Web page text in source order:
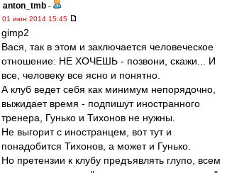
anton_tmb -
01 июн 2014 15:45
gimp2
Вася, так в этом и заключается человеческое
отношение: НЕ ХОЧЕШЬ - позвони, скажи... И
все, человеку все ясно и понятно.
А клуб ведет себя как минимум непорядочно,
выжидает время - подпишут иностранного
тренера, Гунько и Тихонов не нужны.
Не выгорит с иностранцем, вот тут и
понадобится Тихонов, а может и Гунько.
Но претензии к клубу предъявлять глупо, всем